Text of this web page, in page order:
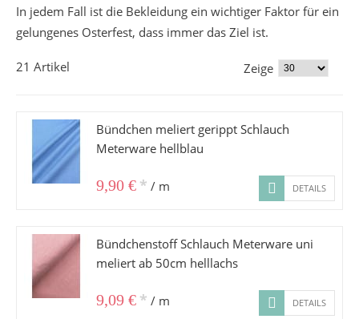
In jedem Fall ist die Bekleidung ein wichtiger Faktor für ein
gelungenes Osterfest, dass immer das Ziel ist.
21 Artikel Zeige
Bündchen meliert gerippt Schlauch
Meterware hellblau
9,90 € * / m DETAILS
Bündchenstoff Schlauch Meterware uni
meliert ab 50cm helllachs
9,09 € * / m DETAILS